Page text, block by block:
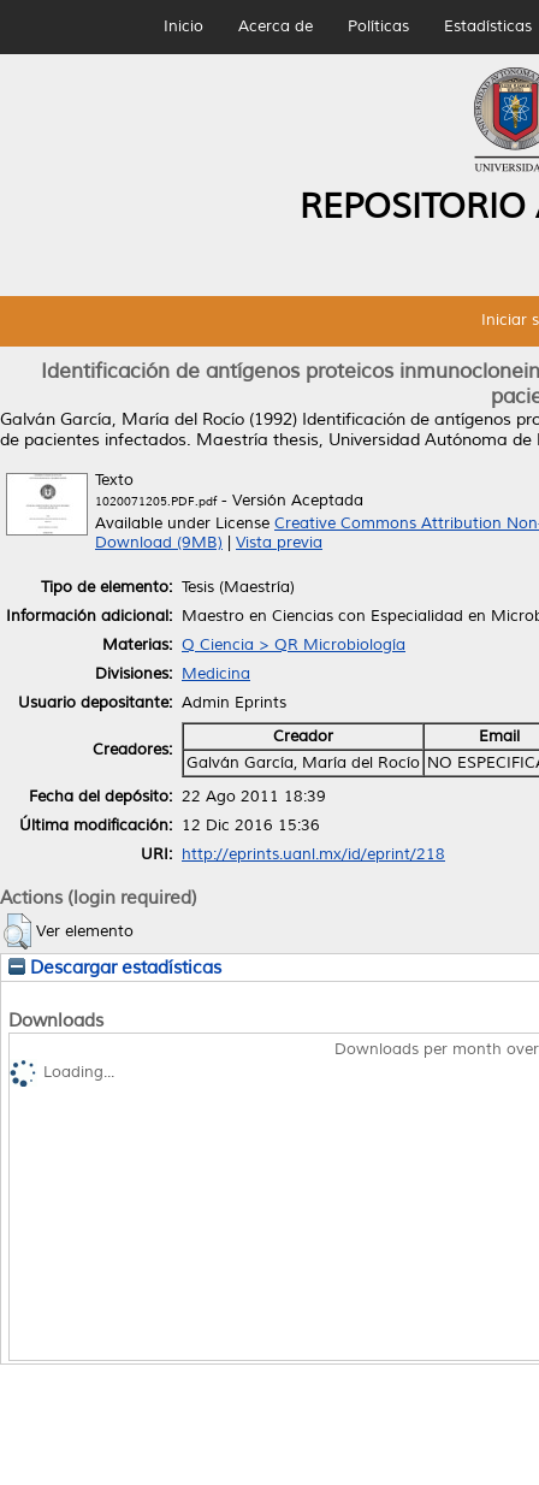
Inicio Acerca de Políticas Estadísticas
Iniciar
Identificación de antígenos proteicos
Galván García, María del Rocío (1992) Identificación de antígenos
de pacientes infectados. Maestría thesis, Universidad Autónoma de
Texto
1020071205.PDF.pdf- Versión Aceptada
Available under License Creative Commons Attribution
Download (9MB)
Vista previa
Tipo de elemento: Tesis (Maestría)
Información adicional: Maestro en Ciencias con Especialidad en
Materias: Q Ciencia > QR Microbiología
Divisiones: Medicina
Usuario depositante: Admin Eprints
Creadores:
Creador
Email
Galván García, María del Rocío NO
Fecha del depósito: 22 Ago 2011 18:39
Última modificación: 12 Dic 2016 15:36
URI: http://eprints.uanl.mx/id/eprint/218
Actions (login required)
Ver elemento
Descargar estadísticas
Downloads
Downloads per month
Loading...